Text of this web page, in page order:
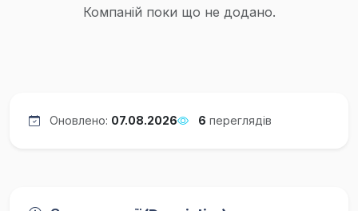
Компаній поки що не додано.
Оновлено: 07.08.2026 6 переглядів